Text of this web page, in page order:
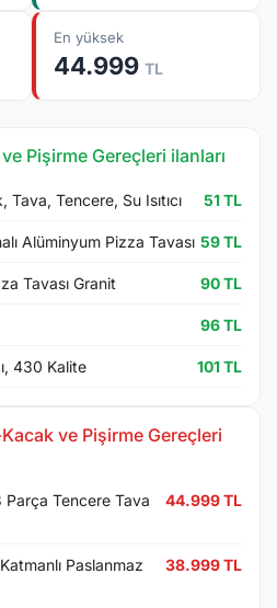
En yüksek
44.999 TL
Pişirme Gereçleri ilanları
Tencere, Su Isıtıcı 51 TL
Alüminyum Pizza Tavası 59 TL
Tavası Granit 90 TL
96 TL
430 Kalite 101 TL
ve Pişirme Gereçleri
Tencere Tava
44.999 TL
Paslanmaz
38.999 TL